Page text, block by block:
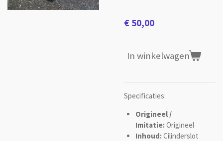
€ 50,00
In winkelwagen
Specificaties:
Origineel /
Imitatie:Origineel
Inhoud:Cilinderslot